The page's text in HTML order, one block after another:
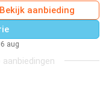
Bekijk aanbieding
aug